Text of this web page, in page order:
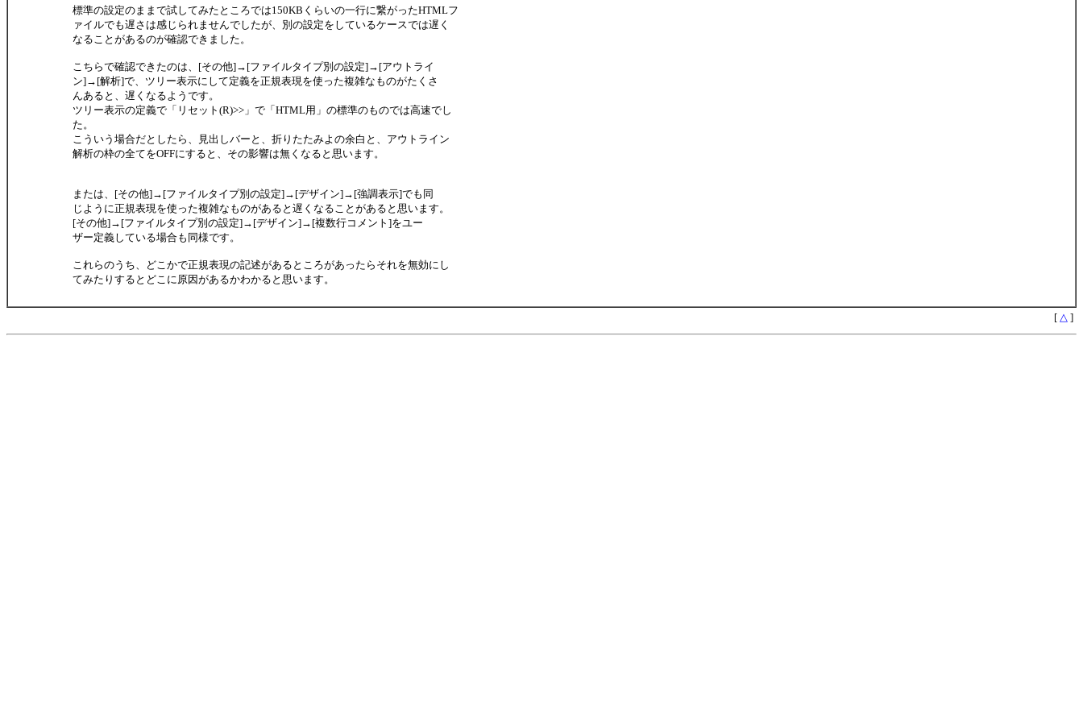
標準の設定のままで試してみたところでは150KBくらいの一行に繋がったHTMLフ
ァイルでも遅さは感じられませんでしたが、別の設定をしているケースでは遅く
なることがあるのが確認できました。
こちらで確認できたのは、[その他]→[ファイルタイプ別の設定]→[アウトライ
ン]→[解析]で、ツリー表示にして定義を正規表現を使った複雑なものがたくさ
んあると、遅くなるようです。
ツリー表示の定義で「リセット(R)>>」で「HTML用」の標準のものでは高速でし
た。
こういう場合だとしたら、見出しバーと、折りたたみよの余白と、アウトライン
解析の枠の全てをOFFにすると、その影響は無くなると思います。
または、[その他]→[ファイルタイプ別の設定]→[デザイン]→[強調表示]でも同
じように正規表現を使った複雑なものがあると遅くなることがあると思います。
[その他]→[ファイルタイプ別の設定]→[デザイン]→[複数行コメント]をユー
ザー定義している場合も同様です。
これらのうち、どこかで正規表現の記述があるところがあったらそれを無効にし
てみたりするとどこに原因があるかわかると思います。
[ △ ]